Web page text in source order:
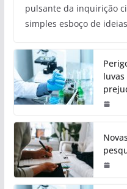
pulsante da inquirição
simples esboço de